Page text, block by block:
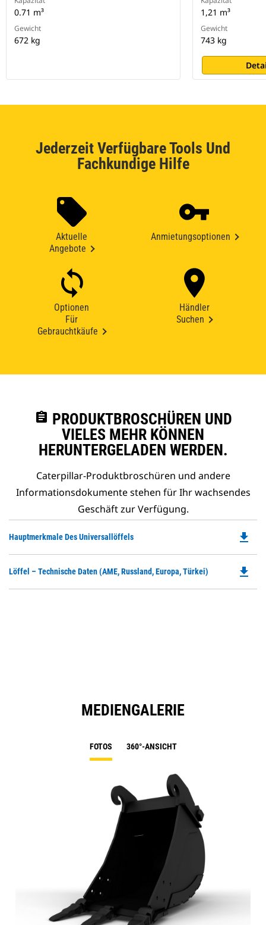
0.71 m³
Gewicht
672 kg
1,21 m³
Gewicht
743 kg
Jederzeit Verfügbare Tools Und
Fachkundige Hilfe
Aktuelle
Angebote
Anmietungsoptionen
Optionen
Für
Gebrauchtkäufe
Händler
Suchen
assignment PRODUKTBROSCHÜREN UND
VIELES MEHR KÖNNEN
HERUNTERGELADEN WERDEN.
Caterpillar-Produktbroschüren und andere
Informationsdokumente stehen für Ihr wachsendes
Geschäft zur Verfügung.
Hauptmerkmale Des Universallöffels
a
file_download
Löffel – Technische Daten (AME, Russland, Europa, Türkei) file_download
MEDIENGALERIE
FOTOS 360°-ANSICHT